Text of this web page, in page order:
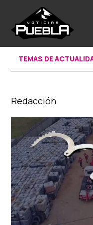
content
TEMAS DE
Redacción